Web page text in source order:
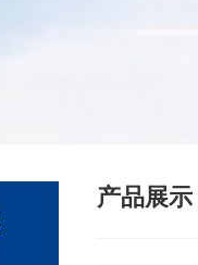
产品展示